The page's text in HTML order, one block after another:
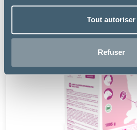
Tout autoriser
Refuser